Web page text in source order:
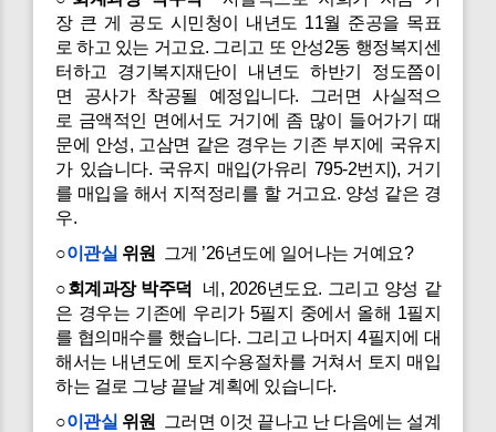
장 큰 게 공도 시민청이 내년도 11월 준공을 목표
로 하고 있는 거고요. 그리고 또 안성2동 행정복지센
터하고 경기복지재단이 내년도 하반기 정도쯤이
면 공사가 착공될 예정입니다. 그러면 사실적으
로 금액적인 면에서도 거기에 좀 많이 들어가기 때
문에 안성, 고삼면 같은 경우는 기존 부지에 국유지
가 있습니다. 국유지 매입(가유리 795-2번지), 거기
를 매입을 해서 지적정리를 할 거고요. 양성 같은 경
우.
○이관실 위원
그게 ’26년도에 일어나는 거예요?
○회계과장 박주덕
네, 2026년도요. 그리고 양성 같
은 경우는 기존에 우리가 5필지 중에서 올해 1필지
를 협의매수를 했습니다. 그리고 나머지 4필지에 대
해서는 내년도에 토지수용절차를 거쳐서 토지 매입
하는 걸로 그냥 끝날 계획에 있습니다.
○이관실 위원
그러면 이것 끝나고 난 다음에는 설계